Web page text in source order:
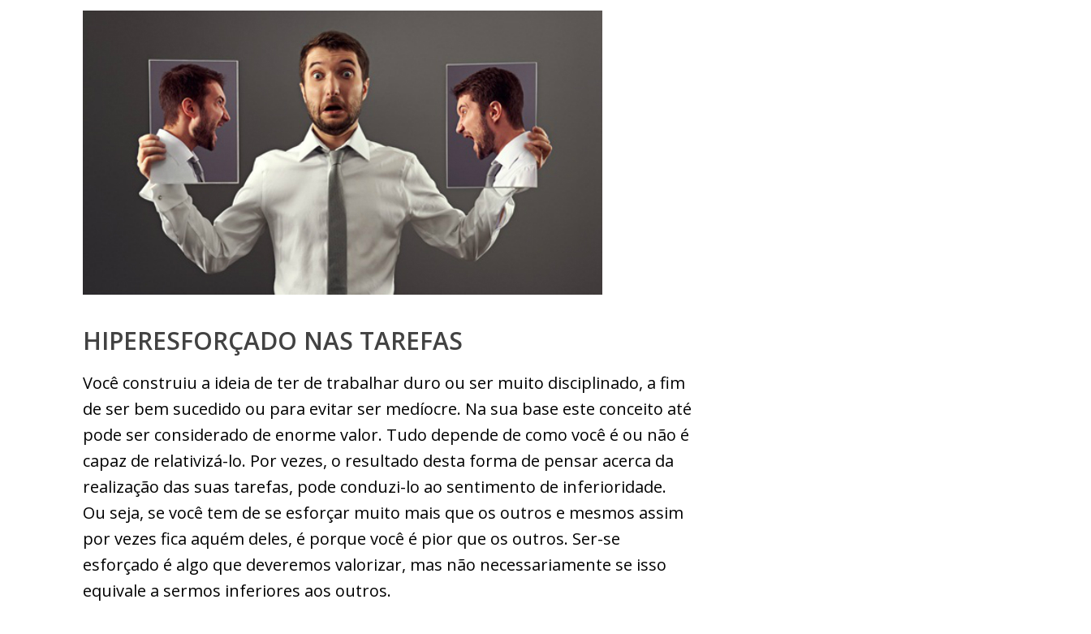
HIPERESFORÇADO NAS TAREFAS
Você construiu a ideia de ter de trabalhar duro ou ser muito disciplinado, a fim
de ser bem sucedido ou para evitar ser medíocre. Na sua base este conceito até
pode ser considerado de enorme valor. Tudo depende de como você é ou não é
capaz de relativizá-lo. Por vezes, o resultado desta forma de pensar acerca da
realização das suas tarefas, pode conduzi-lo ao sentimento de inferioridade.
Ou seja, se você tem de se esforçar muito mais que os outros e mesmos assim
por vezes fica aquém deles, é porque você é pior que os outros. Ser-se
esforçado é algo que deveremos valorizar, mas não necessariamente se isso
equivale a sermos inferiores aos outros.